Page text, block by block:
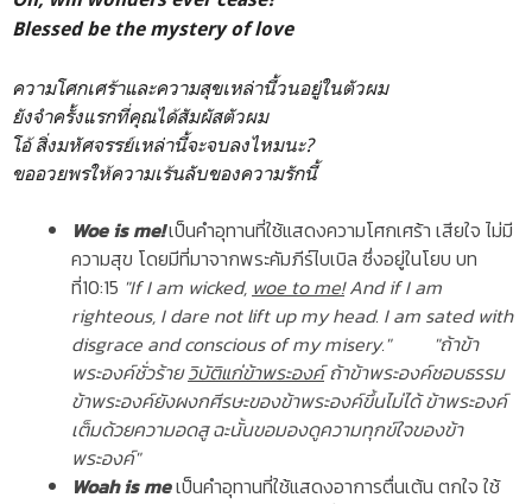
Blessed be the mystery of love
ความโศกเศร้าและความสุขเหล่านี้วนอยู่ในตัวผม
ยังจำครั้งแรกที่คุณได้สัมผัสตัวผม
โอ้ สิ่งมหัศจรรย์เหล่านี้จะจบลงไหมนะ?
ขออวยพรให้ความเร้นลับของความรักนี้
Woe is me!เป็นคำอุทานที่ใช้แสดงความโศกเศร้า เสียใจ ไม่มี
ความสุข โดยมีที่มาจากพระคัมภีร์ไบเบิล ซึ่งอยู่ในโยบ บท
ที่10:15 "If I am wicked, woe to me!And if I am
righteous, I dare not lift up my head. I am sated with
disgrace and conscious of my misery." "ถ้าข้า
พระองค์ชั่วร้ายวิบัติแก่ข้าพระองค์ถ้าข้าพระองค์ชอบธรรม
ข้าพระองค์ยังผงกศีรษะของข้าพระองค์ขึ้นไม่ได้ ข้าพระองค์
เต็มด้วยความอดสู ฉะนั้นขอมองดูความทุกข์ใจของข้า
พระองค์"
Woah is meเป็นคำอุทานที่ใช้แสดงอาการตื่นเต้น ตกใจ ใช้